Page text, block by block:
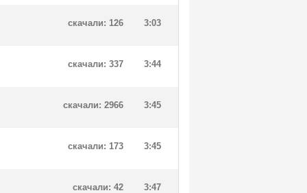
3:03
скачали: 126
3:44
скачали: 337
3:45
скачали: 2966
3:45
скачали: 173
3:47
скачали: 42